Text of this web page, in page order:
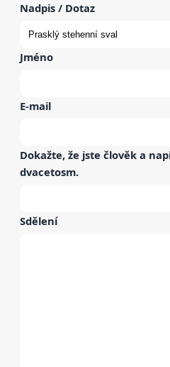
Nadpis / Dotaz
Jméno
E-mail
Dokažte, že jste člověk a
dvacetosm.
Sdělení